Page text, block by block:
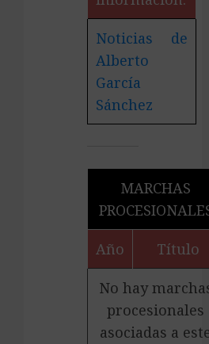
Noticias de
Alberto
García
Sánchez
MARCHAS
Año Título
No hay
procesionales
asociadas a